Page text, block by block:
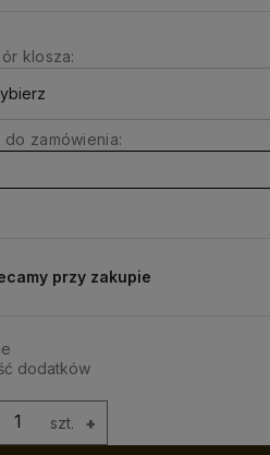
klosza:
do zamówienia:
przy zakupie
dodatków
szt. +